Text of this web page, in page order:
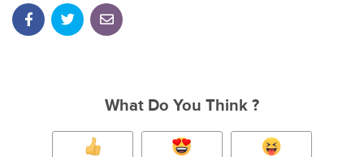
What Do You Think ?